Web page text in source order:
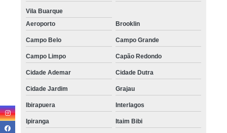
valor de micropigmentação masculina cabelo São Mateus
micropigmentação de cabelo agendar Peruíbe
preço de micropigmentação cabelo feminino Água Rasa
micropigmentação masculina cabelo agendar Cambuci
micropigmentação de cabelo preço Franco da Rocha
onde fazer micropigmentação cabelos Ibirapuera
Vila Buarque
Aeroporto
Brooklin
Campo Belo Campo Grande
Campo Limpo Capão Redondo
Cidade Ademar Cidade Dutra
Cidade Jardim Grajau
Ibirapuera Interlagos
Ipiranga Itaim Bibi